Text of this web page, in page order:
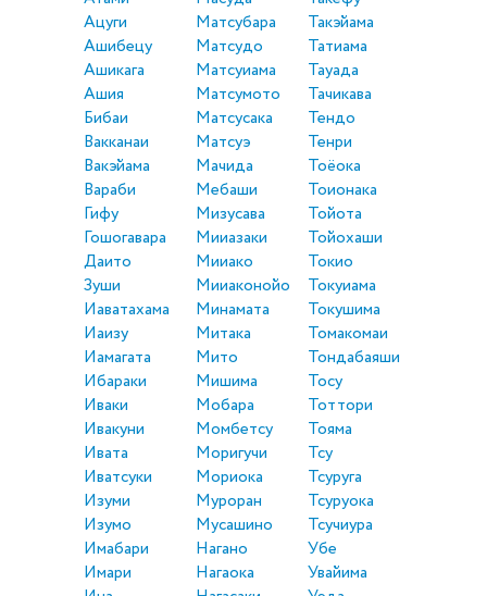
Ацуги
Ашибецу
Ашикага
Ашия
Бибаи
Вакканаи
Вакэйама
Вараби
Гифу
Гошогавара
Даито
Зуши
Иаватахама
Иаизу
Иамагата
Ибараки
Иваки
Ивакуни
Ивата
Иватсуки
Изуми
Изумо
Имабари
Имари
Матсубара
Матсудо
Матсуиама
Матсумото
Матсусака
Матсуэ
Мачида
Мебаши
Мизусава
Мииазаки
Мииако
Мииаконойо
Минамата
Митака
Мито
Мишима
Мобара
Момбетсу
Моригучи
Мориока
Муроран
Мусашино
Нагано
Нагаока
Такэйама
Татиама
Тауада
Тачикава
Тендо
Тенри
Тоёока
Тоионака
Тойота
Тойохаши
Токио
Токуиама
Токушима
Томакомаи
Тондабаяши
Тосу
Тоттори
Тояма
Тсу
Тсуруга
Тсуруока
Тсучиура
Убе
Увайима